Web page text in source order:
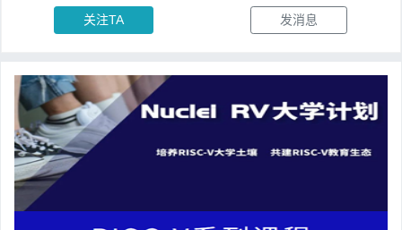
关注TA 发消息